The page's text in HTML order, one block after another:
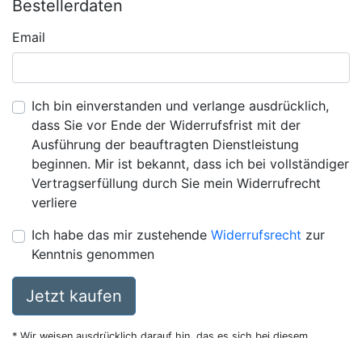
Bestellerdaten
Email
Ich bin einverstanden und verlange ausdrücklich,
dass Sie vor Ende der Widerrufsfrist mit der
Ausführung der beauftragten Dienstleistung
beginnen. Mir ist bekannt, dass ich bei vollständiger
Vertragserfüllung durch Sie mein Widerrufrecht
verliere
Ich habe das mir zustehende Widerrufsrecht zur
Kenntnis genommen
Jetzt kaufen